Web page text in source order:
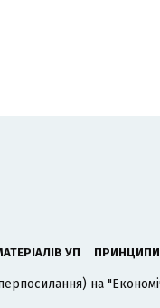
УП ПРИНЦИПИ
на